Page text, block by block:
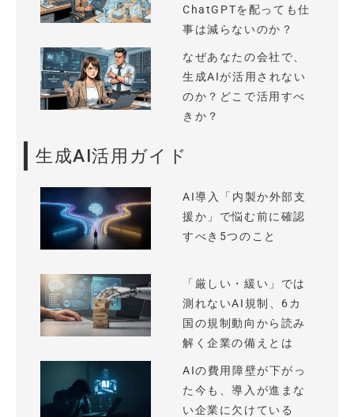
ChatGPTを配っても仕
事は減らないのか？
なぜあなたの会社で、
生成AIが活用されない
のか？どこで活用すべ
きか？
生成AI活用ガイド
AI導入「内製か外部支
援か」で悩む前に確認
すべき5つのこと
「厳しい・緩い」では
測れないAI規制、6カ
国の規制動向から読み
解く企業の備えとは
AIの費用障壁が下がっ
た今も、導入が進まな
い企業に欠けている